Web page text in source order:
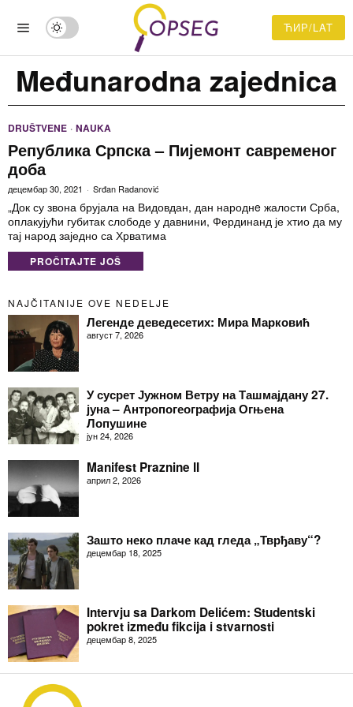
ЋИР/LAT
Međunarodna zajednica
DRUŠTVENE · NAUKA
Република Српска – Пијемонт савременог
доба
децембар 30, 2021 Srđan Radanović
„Док су звона брујала на Видовдан, дан народнe жалости Срба,
оплакујући губитак слободе у давнини, Фердинанд је хтио да му
тај народ заједно са Хрватима
PROČITAJTE JOŠ
NAJČITANIJE OVE NEDELJE
Легенде деведесетих: Мира Марковић
август 7, 2026
У сусрет Јужном Ветру на Ташмајдану 27.
јуна – Антропогеографија Огњена
Лопушине
јун 24, 2026
Manifest Praznine II
април 2, 2026
Зашто неко плаче кад гледа „Тврђаву“?
децембар 18, 2025
Intervju sa Darkom Delićem: Studentski
pokret između fikcija i stvarnosti
децембар 8, 2025